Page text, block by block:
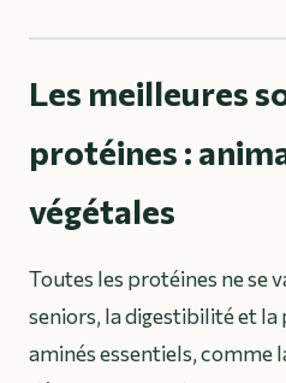
Les meilleures
protéines :
végétales
Toutes les protéines ne se
seniors, la digestibilité et la
aminés essentiels, comme